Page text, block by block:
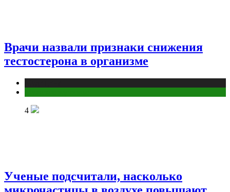
Врачи назвали признаки снижения
тестостерона в организме
4
Ученые подсчитали, насколько